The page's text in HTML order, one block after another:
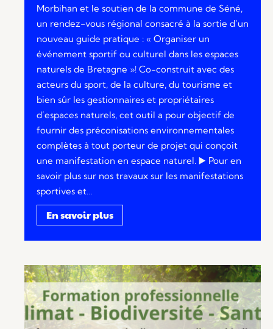
Morbihan et le soutien de la commune de Séné,
un rendez-vous régional consacré à la sortie d’un
nouveau guide pratique : « Organiser un
événement sportif ou culturel dans les espaces
naturels de Bretagne »! Co-construit avec des
acteurs du sport, de la culture, du tourisme et
bien sûr les gestionnaires et propriétaires
d’espaces naturels, cet outil a pour objectif de
fournir des préconisations environnementales
complètes à tout porteur de projet qui conçoit
une manifestation en espace naturel. ▶️​ Pour en
savoir plus sur nos travaux sur les manifestations
sportives et…
En savoir plus